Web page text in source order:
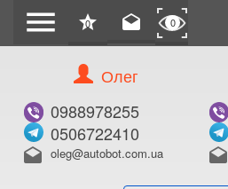
menu star
0 drafts 0
Олег
0988978255
0506722410
drafts oleg@autobot.com.ua drafts